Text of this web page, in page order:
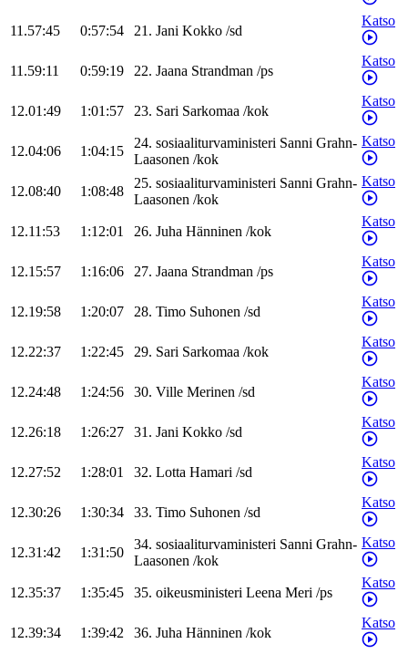
11.57:45 0:57:54 21. Jani Kokko /sd
Katso
11.59:11 0:59:19 22. Jaana Strandman /ps
Katso
12.01:49 1:01:57 23. Sari Sarkomaa /kok
Katso
12.04:06 1:04:15
24. sosiaaliturvaministeri Sanni Grahn-
Laasonen /kok
Katso
12.08:40 1:08:48
25. sosiaaliturvaministeri Sanni Grahn-
Laasonen /kok
Katso
12.11:53 1:12:01 26. Juha Hänninen /kok
Katso
12.15:57 1:16:06 27. Jaana Strandman /ps
Katso
12.19:58 1:20:07 28. Timo Suhonen /sd
Katso
12.22:37 1:22:45 29. Sari Sarkomaa /kok
Katso
12.24:48 1:24:56 30. Ville Merinen /sd
Katso
12.26:18 1:26:27 31. Jani Kokko /sd
Katso
12.27:52 1:28:01 32. Lotta Hamari /sd
Katso
12.30:26 1:30:34 33. Timo Suhonen /sd
Katso
12.31:42 1:31:50
34. sosiaaliturvaministeri Sanni Grahn-
Laasonen /kok
Katso
12.35:37 1:35:45 35. oikeusministeri Leena Meri /ps
Katso
12.39:34 1:39:42 36. Juha Hänninen /kok
Katso